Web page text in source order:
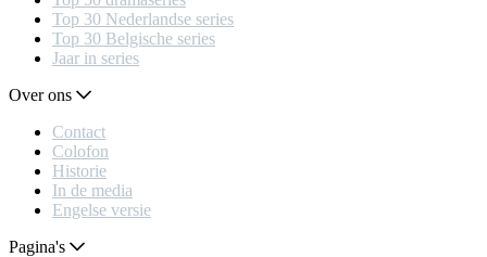
Top 30 Nederlandse series
Top 30 Belgische series
Jaar in series
Over ons
Contact
Colofon
Historie
In de media
Engelse versie
Pagina's